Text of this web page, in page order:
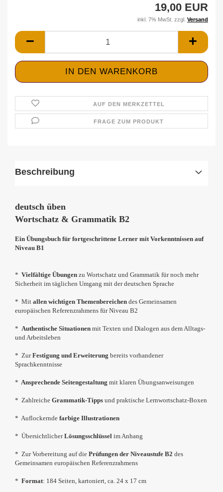
19,00 EUR
inkl. 7% MwSt. zzgl. Versand
AUF DEN MERKZETTEL
FRAGE ZUM PRODUKT
Beschreibung
deutsch üben
Wortschatz & Grammatik B2
Ein Übungsbuch für fortgeschrittene Lerner mit Vorkenntnissen auf
Niveau B1
* Vielfältige Übungen zu Wortschatz und Grammatik für noch mehr
Sicherheit im täglichen Umgang mit der deutschen Sprache
* Mit allen wichtigen Themenbereichen des Gemeinsamen
europäischen Referenzrahmens für Niveau B2
* Authentische Situationen mit Texten und Dialogen aus dem Alltags-
und Arbeitsleben
* ZurFestigung und Erweiterung bereits vorhandener
Sprachkenntnisse
* Ansprechende Seitengestaltung mit klaren Übungsanweisungen
* Zahlreiche Grammatik-Tipps und praktische Lernwortschatz-Boxen
* Auflockernde farbige Illustrationen
* ÜbersichtlicherLösungsschlüssel im Anhang
* Zur Vorbereitung auf die Prüfungen der Niveaustufe B2 des
Gemeinsamen europäischen Referenzrahmens
* Format: 184 Seiten, kartoniert, ca. 24 x 17 cm